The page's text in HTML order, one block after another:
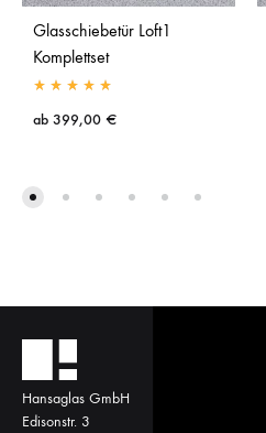
Glasschiebetür Loft1
Komplettset
ab 399,00 €
Hansaglas GmbH
Edisonstr. 3